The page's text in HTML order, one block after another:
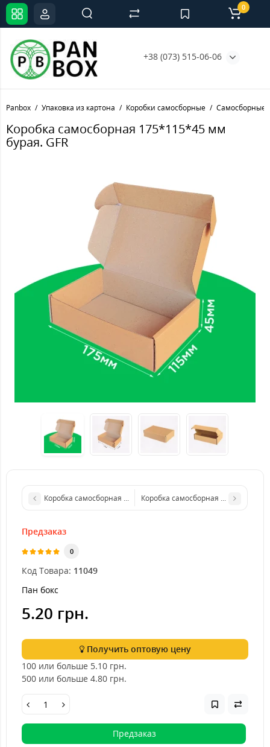
+38 (073) 515-06-06
0
Panbox Упаковка из картона Коробки самосборные Самосборные
Коробка самосборная 175*115*45 мм
бурая. GFR
Коробка самосборная 120*100*60 мм бурая. GFR
Коробка самосборная бурая
Предзаказ
0
Код Товара: 11049
Пан бокс
5.20 грн.
Получить оптовую цену
100 или больше 5.10 грн.
500 или больше 4.80 грн.
Предзаказ